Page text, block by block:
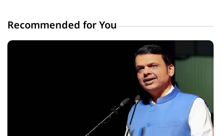
Recommended for You